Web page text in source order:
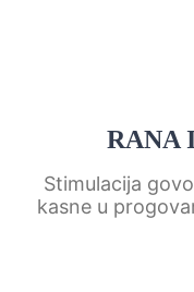
RANA
Stimulacija
kasne u